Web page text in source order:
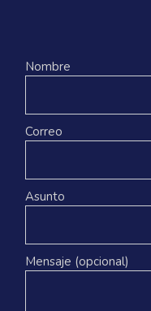
Nombre
Correo
Asunto
Mensaje (opcional)